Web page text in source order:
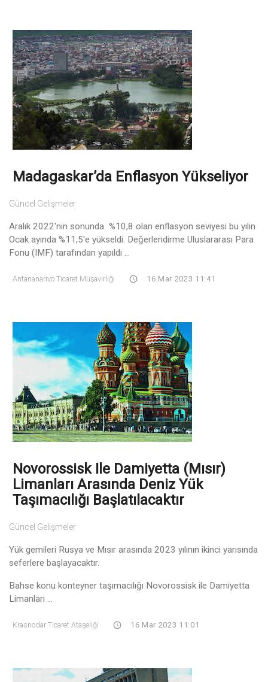
Madagaskar’da Enflasyon Yükseliyor
Güncel Gelişmeler
Aralık 2022'nin sonunda %10,8 olan enflasyon seviyesi bu yılın
Ocak ayında %11,5'e yükseldi. Değerlendirme Uluslararası Para
Fonu (IMF) tarafından yapıldı ...
Antananarivo Ticaret Müşavirliği 16 Mar 2023 11:41
Novorossisk Ile Damiyetta (Mısır)
Limanları Arasında Deniz Yük
Taşımacılığı Başlatılacaktır
Güncel Gelişmeler
Yük gemileri Rusya ve Mısır arasında 2023 yılının ikinci yarısında
seferlere başlayacaktır.
Bahse konu konteyner taşımacılığı Novorossisk ile Damiyetta
Limanları ...
Krasnodar Ticaret Ataşeliği 16 Mar 2023 11:01